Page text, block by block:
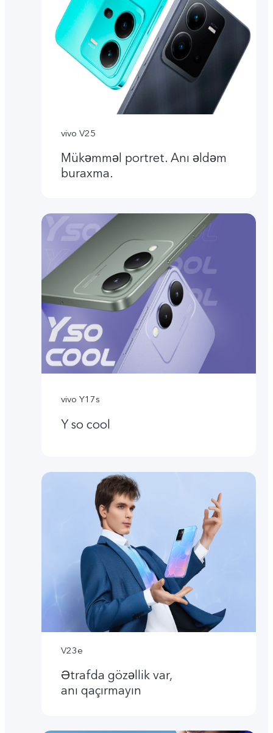
vivo V25
Mükəmməl portret. Anı əldəm
buraxma.
vivo Y17s
Y so cool
V23e
Ətrafda gözəllik var,
anı qaçırmayın